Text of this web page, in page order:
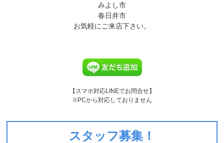
みよし市
春日井市
お気軽にご来店下さい。
【スマホ対応LINEでお問合せ】
※PCから対応しておりません
スタッフ募集！